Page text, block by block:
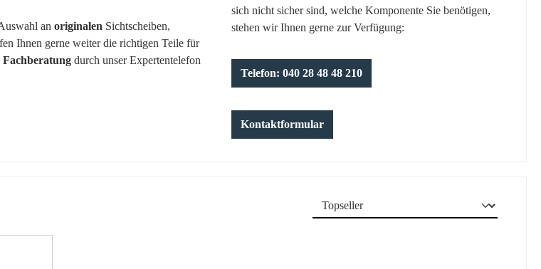
an originalen Sichtscheiben,
Ihnen gerne weiter die richtigen Teile für
Fachberatung durch unser Expertentelefon
sich nicht sicher sind, welche Komponente Sie benötigen,
stehen wir Ihnen gerne zur Verfügung:
Telefon: 040 28 48 48 210
Kontaktformular